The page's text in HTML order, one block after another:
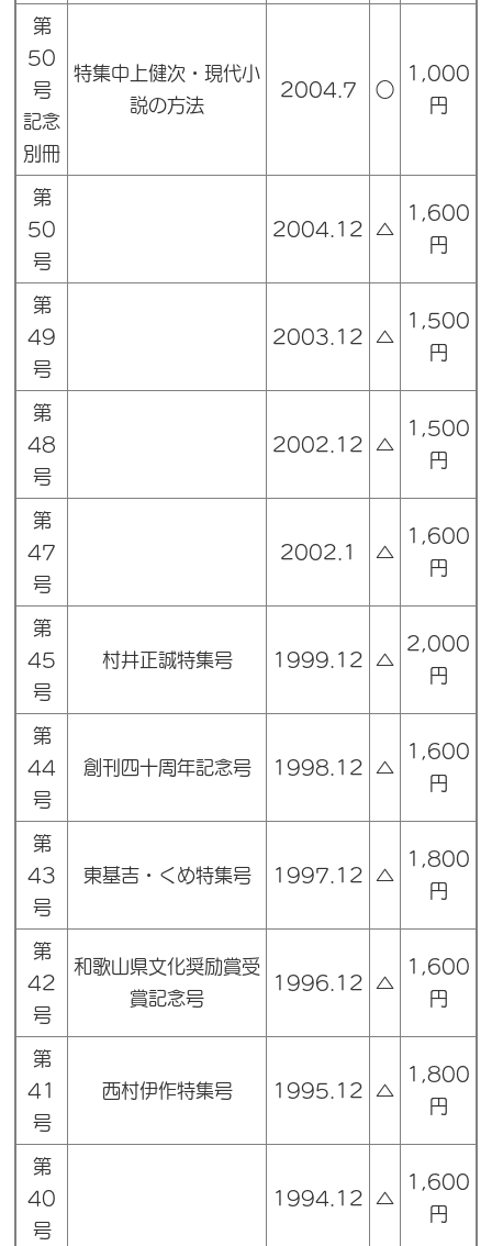
第
50
号
記念
別冊
特集中上健次・現代小
説の方法
2004.7 ○
1,000
円
第
50
号
2004.12 △
1,600
円
第
49
号
2003.12 △
1,500
円
第
48
号
2002.12 △
1,500
円
第
47
号
2002.1 △
1,600
円
第
45
号
村井正誠特集号 1999.12 △
2,000
円
第
44
号
創刊四十周年記念号 1998.12 △
1,600
円
第
43
号
東基吉・くめ特集号 1997.12 △
1,800
円
第
42
号
和歌山県文化奨励賞受
賞記念号
1996.12 △
1,600
円
第
41
号
西村伊作特集号 1995.12 △
1,800
円
第
40
号
1994.12 △
1,600
円